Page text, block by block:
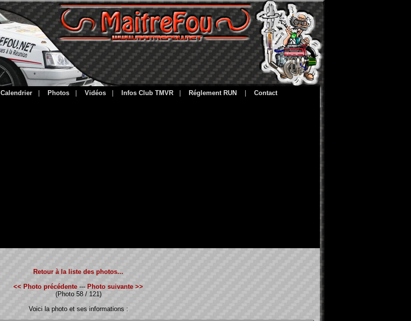
Calendrier Photos Vidéos Infos Club TMVR Réglement RUN Contact
Retour à la liste des photos...
<< Photo précédente --- Photo suivante >>
(Photo 58 / 121)
Voici la photo et ses informations :